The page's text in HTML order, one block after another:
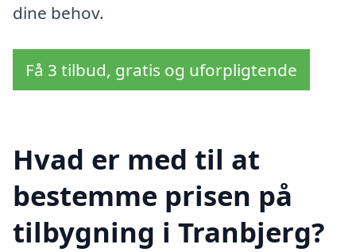
dine behov.
Få 3 tilbud, gratis og uforpligtende
Hvad er med til at
bestemme prisen på
tilbygning i Tranbjerg?